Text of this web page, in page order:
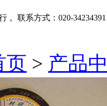
。联系方式：020-34234391
页 > 产品